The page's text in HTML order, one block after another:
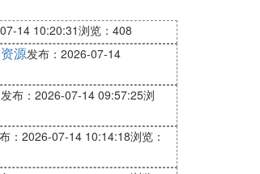
14 10:20:31浏览：408
源发布：2026-07-14
发布：2026-07-14 09:57:25浏
：2026-07-14 10:14:18浏览：